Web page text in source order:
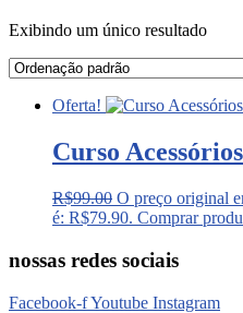
Exibindo um único resultado
Oferta!
Curso
R$99.00 O preço original
é: R$79.90. Comprar
nossas redes sociais
Facebook-fYoutube Instagram